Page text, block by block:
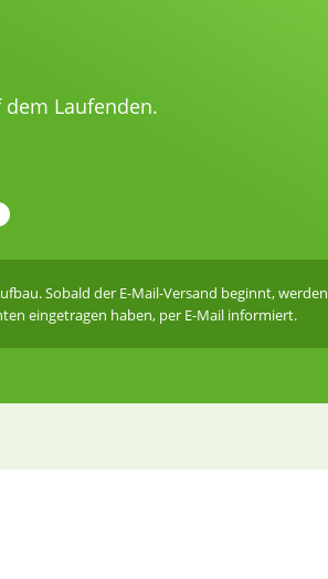
Laufenden.
Sobald der E-Mail-Versand beginnt, werden
eingetragen haben, per E-Mail informiert.